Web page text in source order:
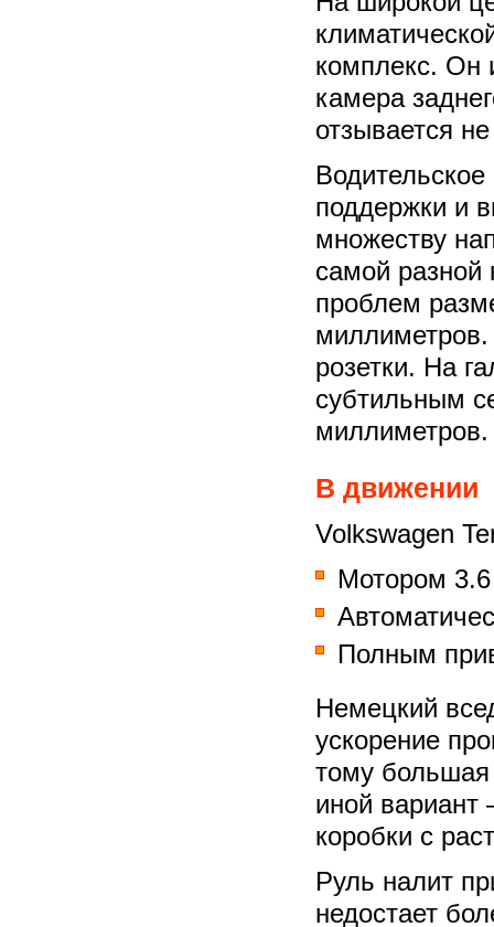
комплекс. Он
камера
отзывается
поддержки и
множеству
самой разной
проблем
миллиметров.
розетки. На
субтильным
миллиметров.
В движении
Volkswagen
Мотором 3.6
Полным
Немецкий
ускорение
тому
иной вариант
коробки с
Руль налит
недостает